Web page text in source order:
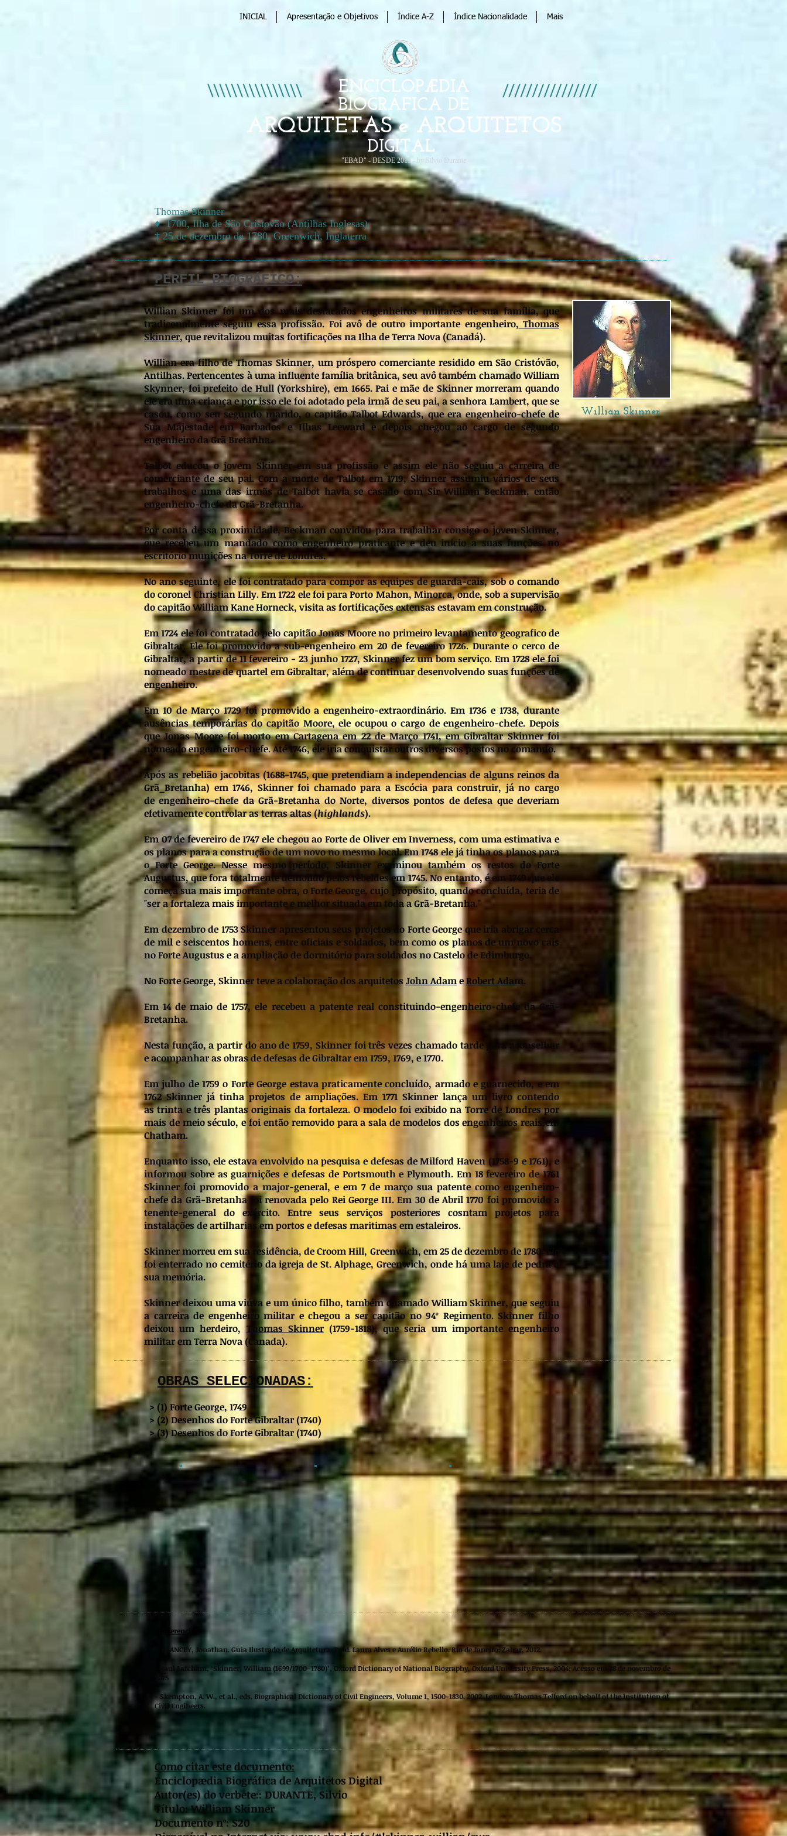
INICIAL Apresentação e Objetivos Índice A-Z Índice Nacionalidade Mais
ENCICLOPÆDIA
BIOGRÁFICA DE
ARQUITETAS e ARQUITETOS
DIGITAL
"EBAD" - DESDE 2015 - by Silvio Durante
Thomas Skinner
♦ 1700, Ilha de São Cristovão (Antilhas Inglesas)
† 25 de dezembro de 1780, Greenwich, Inglaterra
PERFIL BIOGRÁFICO:
Willian Skinner foi um dos mais destacados engenheiros militares de sua família, que
tradiconalmente seguiu essa profissão. Foi avô de outro importante engenheiro,Thomas
Skinner, que revitalizou muitas fortificações na Ilha de Terra Nova (Canadá).
Willian era filho de Thomas Skinner, um próspero comerciante residido em São Cristóvão,
Antilhas. Pertencentes à uma influente família britânica, seu avô também chamado William
Skynner, foi prefeito de Hull (Yorkshire), em 1665. Pai e mãe de Skinner morreram quando
ele era uma criança e por isso ele foi adotado pela irmã de seu pai, a senhora Lambert, que se
casou, como seu segundo marido, o capitão Talbot Edwards, que era engenheiro-chefe de
Sua Majestade em Barbados e Ilhas Leeward e depois chegou ao cargo de segundo
engenheiro da Grã Bretanha.
Talbot educou o jovem Skinner em sua profissão e assim ele não seguiu a carreira de
comerciante de seu pai. Com a morte de Talbot em 1719, Skinner assumiu vários de seus
trabalhos e uma das irmãs de Talbot havia se casado com Sir William Beckman, então
engenheiro-chefe da Grã-Bretanha.
Por conta dessa proximidade, Beckman convidou para trabalhar consigo o joven Skinner,
que recebeu um mandado como engenheiro praticante e deu início a suas funções no
escritório munições na Torre de Londres.
No ano seguinte, ele foi contratado para compor as equipes de guarda-cais, sob o comando
do coronel Christian Lilly. Em 1722 ele foi para Porto Mahon, Minorca, onde, sob a supervisão
do capitão William Kane Horneck, visita as fortificações extensas estavam em construção.
Em 1724 ele foi contratado pelo capitão Jonas Moore no primeiro levantamento geografico de
Gibraltar. Ele foi promovido a sub-engenheiro em 20 de fevereiro 1726. Durante o cerco de
Gibraltar, a partir de 11 fevereiro - 23 junho 1727, Skinner fez um bom serviço. Em 1728 ele foi
nomeado mestre de quartel em Gibraltar, além de continuar desenvolvendo suas funções de
engenheiro.
Em 10 de Março 1729 foi promovido a engenheiro-extraordinário. Em 1736 e 1738, durante
ausências temporárias do capitão Moore, ele ocupou o cargo de engenheiro-chefe. Depois
que Jonas Moore foi morto em Cartagena em 22 de Março 1741, em Gibraltar Skinner foi
nomeado engenheiro-chefe. Até 1746, ele iria conquistar outros diversos postos no comando.
Após as rebelião jacobitas (1688-1745, que pretendiam a independencias de alguns reinos da
Grã_Bretanha) em 1746, Skinner foi chamado para a Escócia para construir, já no cargo
de engenheiro-chefe da Grã-Bretanha do Norte, diversos pontos de defesa que deveriam
efetivamente controlar as terras altas (highlands).
Em 07 de fevereiro de 1747 ele chegou ao Forte de Oliver em Inverness, com uma estimativa e
os planos para a construção de um novo no mesmo local. Em 1748 ele já tinha os planos para
o Forte George. Nesse mesmo período, Skinner examinou também os restos do Forte
Augustus, que fora totalmente demolido pelos rebeldes em 1745. No entanto, é em 1749 que ele
começa sua mais importante obra, o Forte George, cujo propósito, quando concluída, teria de
"ser a fortaleza mais importante e melhor situada em toda a Grã-Bretanha."
Em dezembro de 1753 Skinner apresentou seus projetos do Forte George que iria abrigar cerca
de mil e seiscentos homens, entre oficiais e soldados, bem como os planos de um novo cais
no Forte Augustus e a ampliação de dormitório para soldados no Castelo de Edimburgo.
No Forte George, Skinner teve a colaboração dos arquitetos John AdameRobert Adam.
Em 14 de maio de 1757, ele recebeu a patente real constituindo-engenheiro-chefe da Grã-
Bretanha.
Nesta função, a partir do ano de 1759, Skinner foi três vezes chamado tarde para aconselhar
e acompanhar as obras de defesas de Gibraltar em 1759, 1769, e 1770.
Em julho de 1759 o Forte George estava praticamente concluído, armado e guarnecido, e em
1762 Skinner já tinha projetos de ampliações. Em 1771 Skinner lança um livro contendo
as trinta e três plantas originais da fortaleza. O modelo foi exibido na Torre de Londres por
mais de meio século, e foi então removido para a sala de modelos dos engenheiros reais em
Chatham.
Enquanto isso, ele estava envolvido na pesquisa e defesas de Milford Haven (1758-9 e 1761), e
informou sobre as guarnições e defesas de Portsmouth e Plymouth. Em 18 fevereiro de 1761
Skinner foi promovido a major-general, e em 7 de março sua patente como engenheiro-
chefe da Grã-Bretanha foi renovada pelo Rei George III. Em 30 de Abril 1770 foi promovido a
tenente-general do exército. Entre seus serviços posteriores cosntam projetos para
instalações de artilharias em portos e defesas maritimas em estaleiros.
Skinner morreu em sua residência, de Croom Hill, Greenwich, em 25 de dezembro de 1780. Ele
foi enterrado no cemitério da igreja de St. Alphage, Greenwich, onde há uma laje de pedra à
sua memória.
Skinner deixou uma viúva e um único filho, também chamado William Skinner, que seguiu
a carreira de engenheiro militar e chegou a ser capitão no 94º Regimento. Skinner filho
deixou um herdeiro, Thomas Skinner(1759-1818), que seria um importante engenheiro
militar em Terra Nova (Canada).
Willian Skinner
OBRAS SELECIONADAS:
> (1) Forte George, 1749
> (2) Desenhos do Forte Gibraltar (1740)
> (3)Desenhos do Forte Gibraltar (1740)
Referencias
- GLANCEY, Jonathan. Guia Ilustrado de Arquitetura. Trad. Laura Alves e Aurélio Rebello. Rio de Janeiro: Zahar, 2012.
- Paul Latcham, ‘Skinner, William (1699/1700–1780)’, Oxford Dictionary of National Biography, Oxford University Press, 2004; Acesso em 28 de novembro de
2015
- Skempton, A. W., et al., eds. Biographical Dictionary of Civil Engineers, Volume 1, 1500-1830. 2002. London: Thomas Telford on behalf of the Institution of
Civil Engineers.
Como citar este documento:
Enciclopædia Biográfica de Arquitetos Digital
Autor(es) do verbete:: DURANTE, Silvio
Título: William Skinner
Documento nº: S20